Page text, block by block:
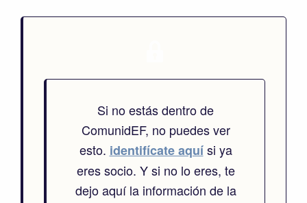
Si no estás dentro de
ComunidEF, no puedes ver
esto. identifícate aquísi ya
eres socio. Y si no lo eres, te
dejo aquí la información de la